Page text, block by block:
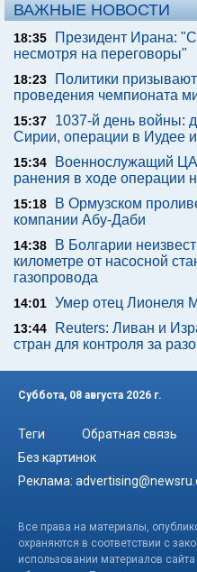
ВАЖНЫЕ НОВОСТИ
18:35
Президент Ирана:
несмотря на переговоры"
18:23
Политики
проведения чемпионата
15:37
1037-й день войны:
Сирии, операции в Иудее
15:34
Военнослужащий
ранения в ходе операции
15:18
В Ормузском
компании Абу-Даби
14:38
В Болгарии
километре от насосной
газопровода
14:01 Умер отец Лионеля
13:44
Reuters: Ливан и
стран для контроля за
Суббота, 08 августа 2026 г.
Теги Обратная связь
Без картинок
Реклама:
Все права на материалы,
охраняются в соответствии с
использовании материалов